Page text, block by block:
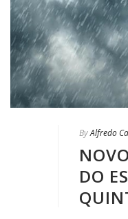
ByAlfredo
DO